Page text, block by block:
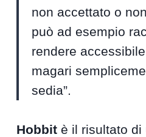
non accettato o
può ad esempio
rendere
magari
sedia”.
Hobbit è il risultato di